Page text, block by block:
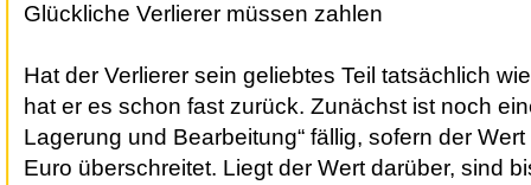
Glückliche Verlierer müssen zahlen
Hat der Verlierer sein geliebtes Teil tatsächlich
hat er es schon fast zurück. Zunächst ist noch
Lagerung und Bearbeitung“ fällig, sofern der
Euro überschreitet. Liegt der Wert darüber, sind